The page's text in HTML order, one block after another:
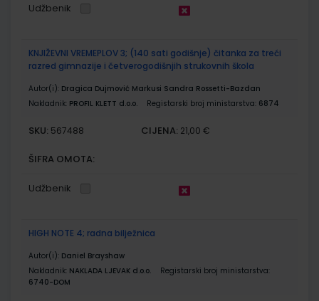
Udžbenik
KNJIŽEVNI VREMEPLOV 3; (140 sati godišnje) čitanka za treći
razred gimnazije i četverogodišnjih strukovnih škola
Autor(i): Dragica Dujmović Markusi Sandra Rossetti-Bazdan
Nakladnik: PROFIL KLETT d.o.o. Registarski broj ministarstva: 6874
SKU: 567488 CIJENA: 21,00 €
ŠIFRA OMOTA:
Udžbenik
HIGH NOTE 4; radna bilježnica
Autor(i): Daniel Brayshaw
Nakladnik: NAKLADA LJEVAK d.o.o.
Registarski broj ministarstva:
6740-DOM